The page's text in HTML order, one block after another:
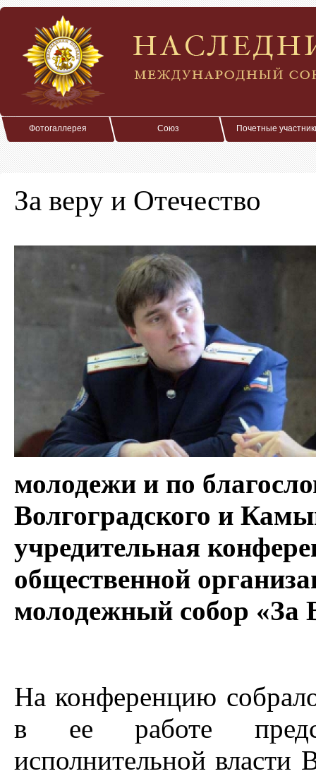
Фотогаллерея Союз Почетные
За веру и Отечество
молодежи и по
Волгоградского и
учредительная
общественной
молодежный собор «За
На конференцию
в ее работе
исполнительной власти